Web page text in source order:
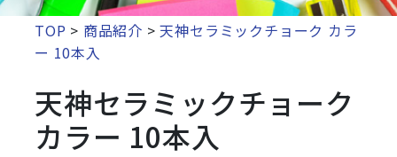
TOP > 商品紹介 >天神セラミックチョーク カラ
ー 10本入
天神セラミックチョーク
カラー 10本入